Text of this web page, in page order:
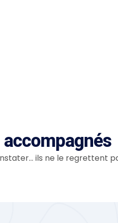
ils ne le regrettent